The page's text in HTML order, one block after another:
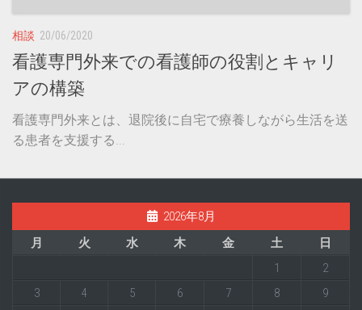
相談 20/06/2020
看護専門外来での看護師の役割とキャリ
アの構築
看護専門外来とは、退院後に自宅で療養しながら生活を送
る患者を支援する...
2026年8月
月
火 水 木 金 土
日
1
2
3
4 5 6 7 8
9